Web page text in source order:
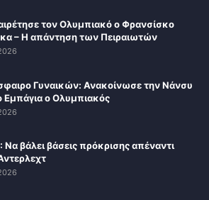
τον Ολυμπιακό ο Φρανσίσκο
– Η απάντηση των Πειραιωτών
Γυναικών: Ανακοίνωσε την Νάνσυ
Εμπάγια ο Ολυμπιακός
βάλει βάσεις πρόκρισης απέναντι